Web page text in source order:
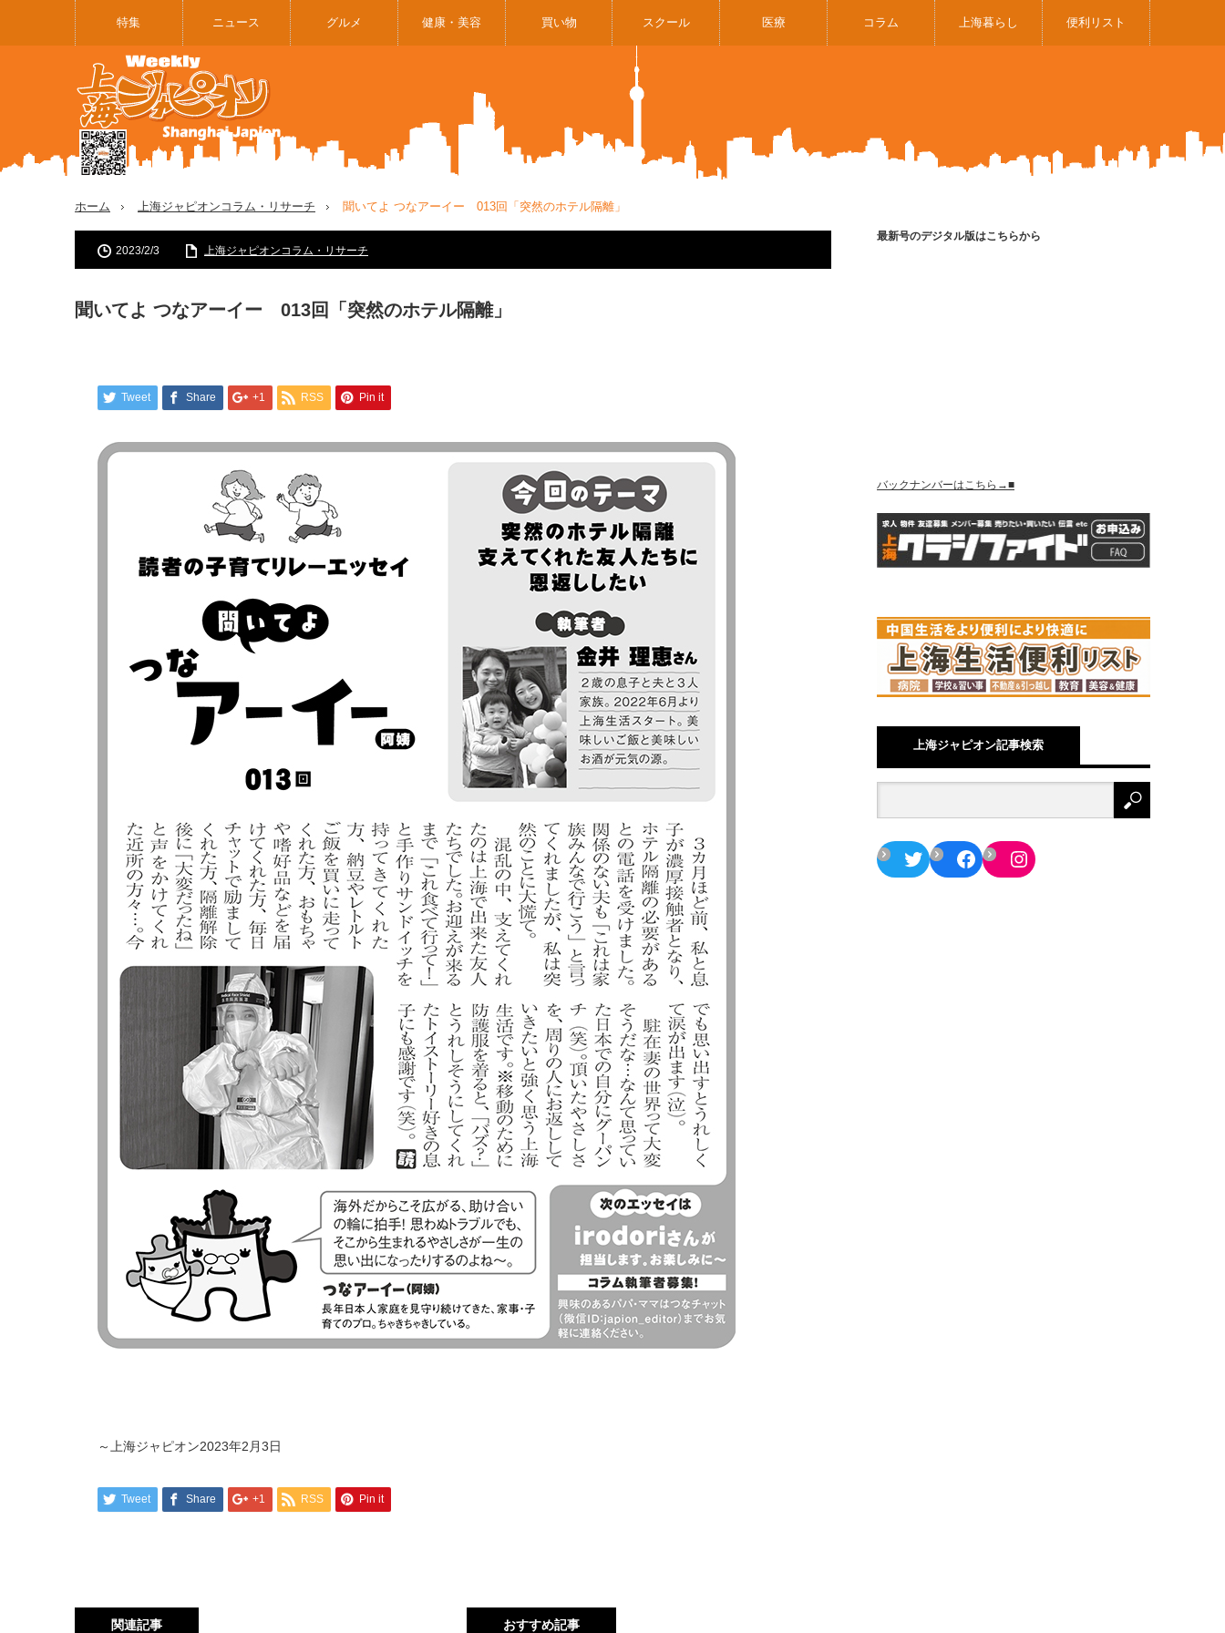
特集 ニュース グルメ 健康・美容 買い物 スクール 医療 コラム 上海暮らし 便利リスト
ホーム 上海ジャピオンコラム・リサーチ 聞いてよ つなアーイー 013回「突然のホテル隔離」
2023/2/3 上海ジャピオンコラム・リサーチ
聞いてよ つなアーイー 013回「突然のホテル隔離」
Tweet Share +1 RSS Pin it
～上海ジャピオン2023年2月3日
Tweet Share +1 RSS Pin it
関連記事 おすすめ記事
最新号のデジタル版はこちらから
バックナンバーはこちら→■
上海ジャピオン記事検索
TwitterFacebookInstagram